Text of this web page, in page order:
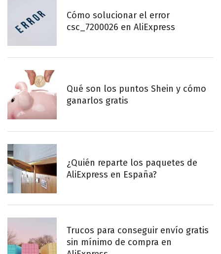
Cómo solucionar el error
csc_7200026 en AliExpress
Qué son los puntos Shein y cómo
ganarlos gratis
¿Quién reparte los paquetes de
AliExpress en España?
Trucos para conseguir envío gratis
sin mínimo de compra en